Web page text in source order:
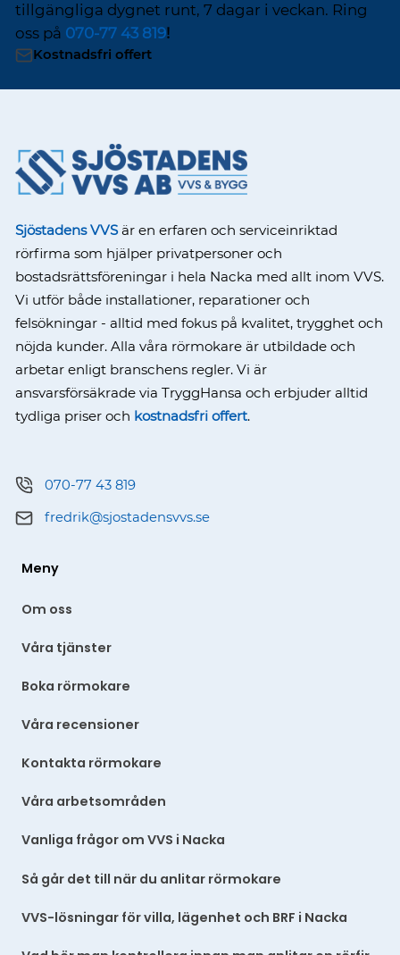
tillgängliga dygnet runt, 7 dagar i veckan. Ring
oss på 070-77 43 819!
Kostnadsfri offert
Sjöstadens VVS är en erfaren och serviceinriktad
rörfirma som hjälper privatpersoner och
bostadsrättsföreningar i hela Nacka med allt inom VVS.
Vi utför både installationer, reparationer och
felsökningar - alltid med fokus på kvalitet, trygghet och
nöjda kunder. Alla våra rörmokare är utbildade och
arbetar enligt branschens regler. Vi är
ansvarsförsäkrade via TryggHansa och erbjuder alltid
tydliga priser och kostnadsfri offert.
070-77 43 819
fredrik@sjostadensvvs.se
Meny
Om oss
Våra tjänster
Boka rörmokare
Våra recensioner
Kontakta rörmokare
Våra arbetsområden
Vanliga frågor om VVS i Nacka
Så går det till när du anlitar rörmokare
VVS-lösningar för villa, lägenhet och BRF i Nacka